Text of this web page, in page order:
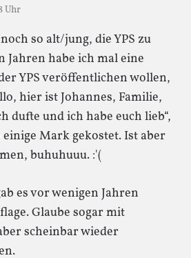
Uhr
so alt/jung, die YPS zu
Jahren habe ich mal eine
YPS veröffentlichen wollen,
hier ist Johannes, Familie,
dufte und ich habe euch lieb“,
Mark gekostet. Ist aber
buhuhuuu. :'(
es vor wenigen Jahren
Glaube sogar mit
scheinbar wieder